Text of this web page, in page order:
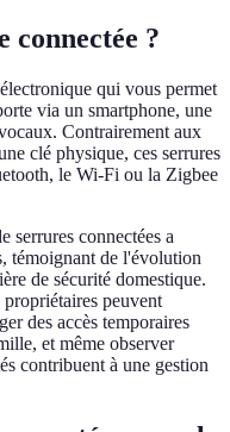
connectée ?
qui vous permet
via un smartphone, une
Contrairement aux
clé physique, ces serrures
le Wi-Fi ou la Zigbee
serrures connectées a
témoignant de l'évolution
de sécurité domestique.
propriétaires peuvent
des accès temporaires
et même observer
contribuent à une gestion